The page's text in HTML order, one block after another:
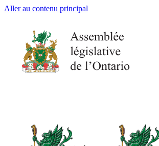
Aller au contenu principal